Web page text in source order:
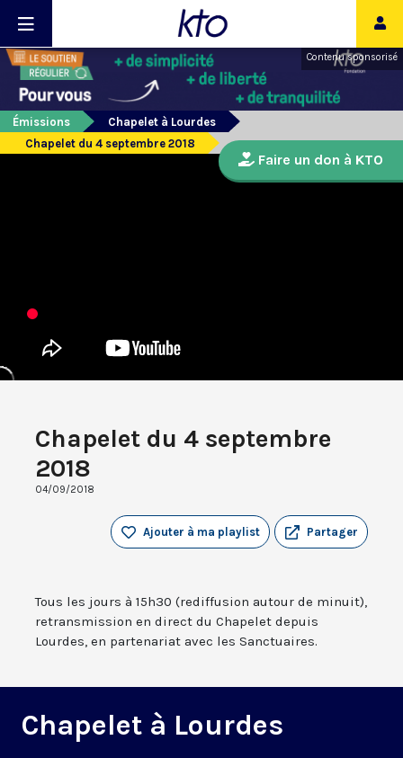
Contenu sponsorisé
Émissions
Chapelet à Lourdes
Chapelet du 4 septembre 2018
Chapelet du 4 septembre
2018
04/09/2018
Partager
Ajouter à ma playlist
Tous les jours à 15h30 (rediffusion autour de minuit),
retransmission en direct du Chapelet depuis
Lourdes, en partenariat avec les Sanctuaires.
Chapelet à Lourdes
Faire un don à KTO